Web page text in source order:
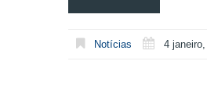
Notícias 4